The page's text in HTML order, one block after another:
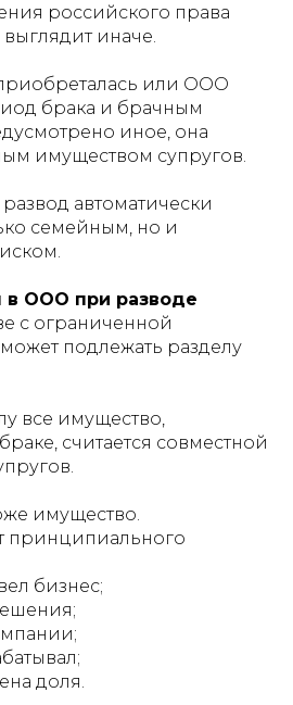
российского права
иначе.
или ООО
брака и брачным
иное, она
имуществом супругов.
развод автоматически
семейным, но и
ООО при разводе
с ограниченной
подлежать разделу
все имущество,
считается совместной
имущество.
принципиального
бизнес;
доля.